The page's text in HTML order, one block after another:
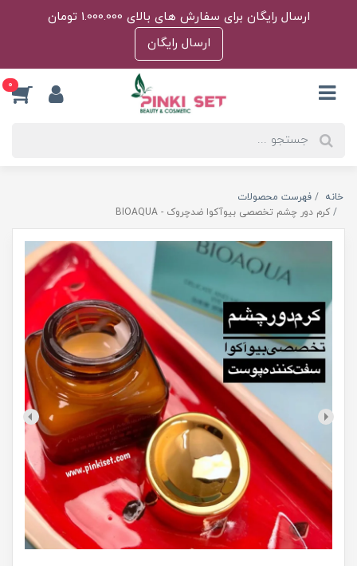
ارسال رایگان برای سفارش های بالای 1.000.000 تومان
ارسال رایگان
0
خانه
فهرست محصولات
کرم دور چشم تخصصی بیوآکوا ضدچروک - BIOAQUA